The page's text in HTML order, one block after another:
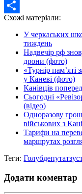
Twitter
Share
Схожі матеріали:
У черкаських
тиждень
Надвечір рф
дрони (фото)
«Турнір пам’яті
у Каневі (фото)
Канівців
Сьогодні
(відео)
Одноразову
військових з
Тарифи на
маршрутах
Теги: Голубдепутат
Додати коментар